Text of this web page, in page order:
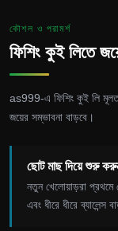
কৌশল ও পরামর্শ
ফিশিং কুই লিতে
as999-এ ফিশিং কুই লি
জয়ের সম্ভাবনা বাড়বে।
ছোট মাছ দিয়ে শুরু
নতুন খেলোয়াড়রা প্রথমে
এবং ধীরে ধীরে ব্যালেন্স